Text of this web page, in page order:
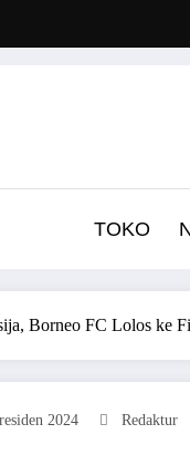
TOKO
Borneo FC Lolos ke
2024 Redaktur